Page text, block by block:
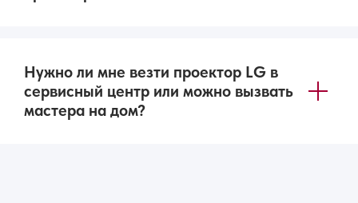
Нужно ли мне везти проектор LG в
сервисный центр или можно вызвать
мастера на дом?